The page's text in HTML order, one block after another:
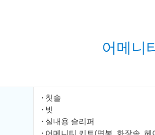
어메니
칫솔
빗
실내용 슬리퍼